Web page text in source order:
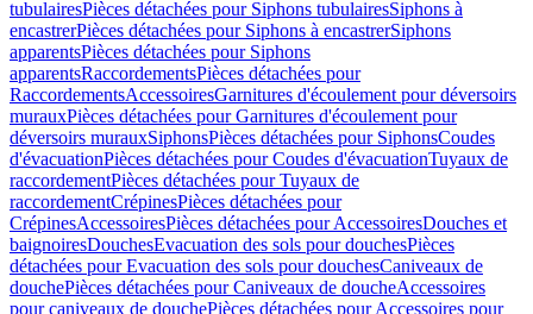
tubulairesPièces détachées pour Siphons tubulairesSiphons à
encastrerPièces détachées pour Siphons à encastrerSiphons
apparentsPièces détachées pour Siphons
apparentsRaccordementsPièces détachées pour
RaccordementsAccessoiresGarnitures d'écoulement pour déversoirs
murauxPièces détachées pour Garnitures d'écoulement pour
déversoirs murauxSiphonsPièces détachées pour SiphonsCoudes
d'évacuationPièces détachées pour Coudes d'évacuationTuyaux de
raccordementPièces détachées pour Tuyaux de
raccordementCrépinesPièces détachées pour
CrépinesAccessoiresPièces détachées pour AccessoiresDouches et
baignoiresDouchesEvacuation des sols pour douchesPièces
détachées pour Evacuation des sols pour douchesCaniveaux de
douchePièces détachées pour Caniveaux de doucheAccessoires
pour caniveaux de douchePièces détachées pour Accessoires pour